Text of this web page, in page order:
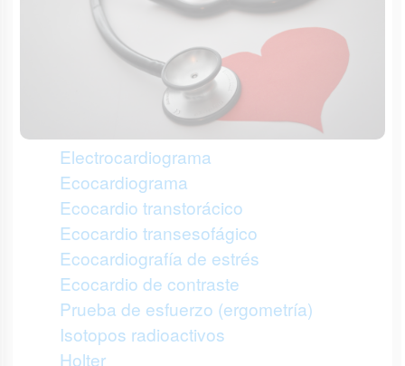
Electrocardiograma
Ecocardiograma
Ecocardio transtorácico
Ecocardio transesofágico
Ecocardiografía de estrés
Ecocardio de contraste
Prueba de esfuerzo (ergometría)
Isotopos radioactivos
Holter